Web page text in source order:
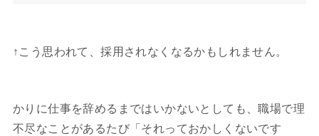
↑こう思われて、採用されなくなるかもしれません。
かりに仕事を辞めるまではいかないとしても、職場で理
不尽なことがあるたび「それっておかしくないです